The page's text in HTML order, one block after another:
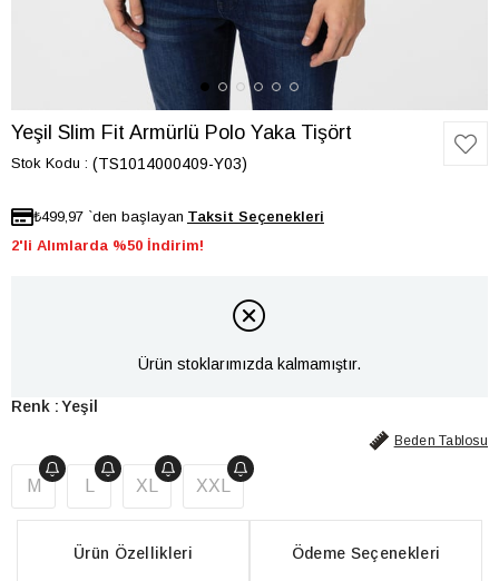
Yeşil Slim Fit Armürlü Polo Yaka Tişört
Stok Kodu (TS1014000409-Y03)
₺499,97 `den başlayan
2'li Alımlarda %50 İndirim!
Ürün stoklarımızda kalmamıştır.
Yeşil
Beden Tablosu
M XL XXL
Ürün Özellikleri Ödeme Seçenekleri